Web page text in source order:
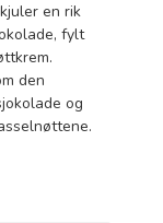
en rik
fylt
den
og